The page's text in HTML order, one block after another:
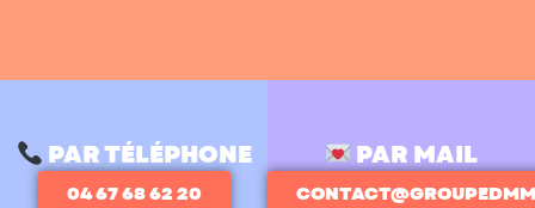
PAR TÉLÉPHONE
04 67 68 62 20
PAR MAIL